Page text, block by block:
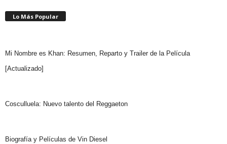
Lo Más Popular
Mi Nombre es Khan: Resumen, Reparto y Trailer de la Película
[Actualizado]
Cosculluela: Nuevo talento del Reggaeton
Biografía y Películas de Vin Diesel